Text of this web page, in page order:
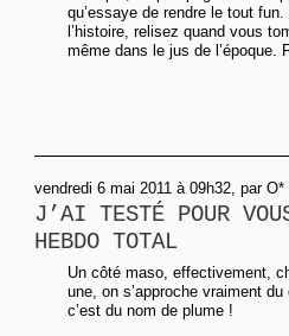
qu’essaye de rendre le tout
l’histoire, relisez quand vous
même dans le jus de l’époque.
vendredi 6 mai 2011 à 09h32, par O*
J’AI TESTÉ POUR
HEBDO TOTAL
Un côté maso, effectivement,
une, on s’approche vraiment
c’est du nom de plume !